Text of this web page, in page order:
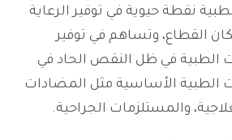
نقطة حيوية في توفير الرعاية
القطاع، وتساهم في توفير
الطبية في ظل النقص الحاد في
الطبية الأساسية مثل المضادات
والمستلزمات الجراحية.